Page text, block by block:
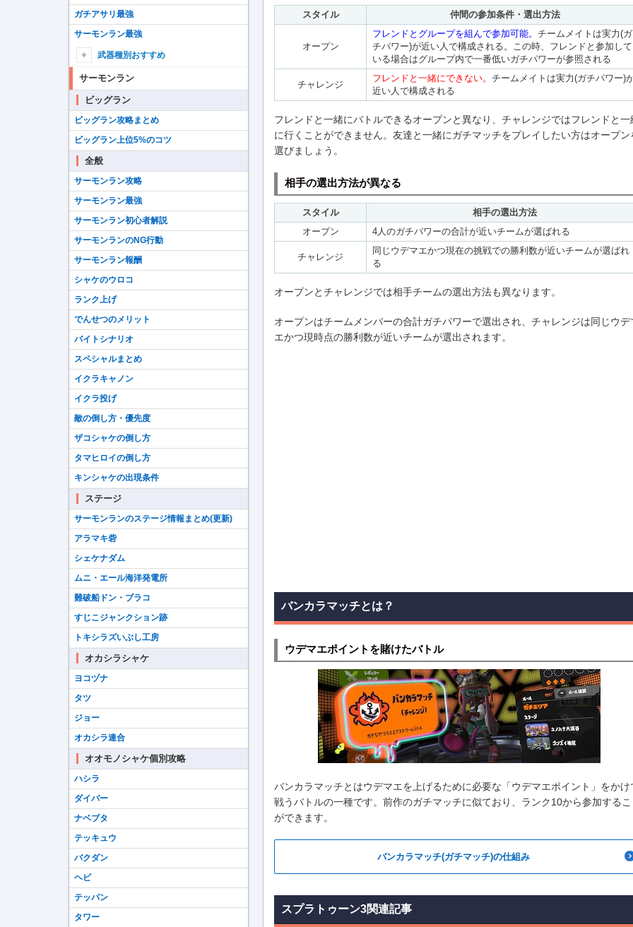
スタイル 仲間の参加条件・選出方法
オープン
フレンドとグループを組んで参加可能。 チームメイトは実力(ガ
チパワー)が近い人で構成される。この時、フレンドと参加して
いる場合はグループ内で一番低いガチパワーが参照される
チャレンジ
フレンドと一緒にできない。 チームメイトは実力(ガチパワー)
近い人で構成される
フレンドと一緒にバトルできるオープンと異なり、チャレンジではフレンドと一
に行くことができません。友達と一緒にガチマッチをプレイしたい方はオープン
選びましょう。
相手の選出方法が異なる
スタイル
相手の選出方法
オープン
4人のガチパワーの合計が近いチームが選ばれる
チャレンジ
同じウデマエかつ現在の挑戦での勝利数が近いチームが選ばれ
る
オープンとチャレンジでは相手チームの選出方法も異なります。
オープンはチームメンバーの合計ガチパワーで選出され、チャレンジは同じウデ
エかつ現時点の勝利数が近いチームが選出されます。
バンカラマッチとは？
ウデマエポイントを賭けたバトル
バンカラマッチとはウデマエを上げるために必要な「ウデマエポイント」をかけ
戦うバトルの一種です。前作のガチマッチに似ており、ランク10から参加するこ
ができます。
バンカラマッチ(ガチマッチ)の仕組み
スプラトゥーン3関連記事
ガチアサリ最強
サーモンラン最強
武器種別おすすめ
シューターおすすめ
ブラスターおすすめ
ローラーおすすめ
フデおすすめ
チャージャーおすすめ
スロッシャーおすすめ
スピナーおすすめ
マニューバーおすすめ
シェルターおすすめ
ストリンガーおすすめ
ワイパーおすすめ
サーモンラン
ビッグラン
ビッグラン攻略まとめ
ビッグラン上位5%のコツ
全般
サーモンラン攻略
サーモンラン最強
サーモンラン初心者解説
サーモンランのNG行動
サーモンラン報酬
シャケのウロコ
ランク上げ
でんせつのメリット
バイトシナリオ
スペシャルまとめ
イクラキャノン
イクラ投げ
敵の倒し方・優先度
ザコシャケの倒し方
タマヒロイの倒し方
キンシャケの出現条件
ステージ
サーモンランのステージ情報まとめ(更新)
アラマキ砦
シェケナダム
ムニ・エール海洋発電所
難破船ドン・ブラコ
すじこジャンクション跡
トキシラズいぶし工房
オカシラシャケ
ヨコヅナ
タツ
ジョー
オカシラ連合
オオモノシャケ個別攻略
ハシラ
ダイバー
ナベブタ
テッキュウ
バクダン
ヘビ
テッパン
タワー